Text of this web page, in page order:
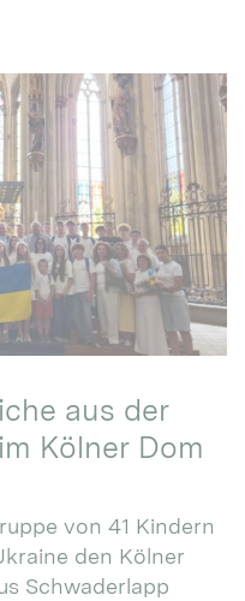
aus der
Kölner Dom
von 41 Kindern
den Kölner
Schwaderlapp